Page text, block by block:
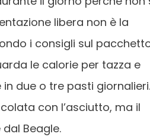
libera non è la
i consigli sul
le calorie per tazza e
due o tre pasti giornalieri.
con l’asciutto, ma il
Beagle.